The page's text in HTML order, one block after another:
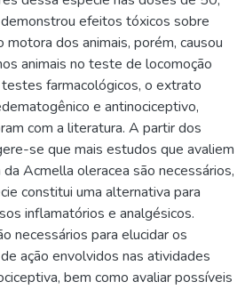
efeitos tóxicos sobre
motora dos animais, porém, causou
animais no teste de locomoção
farmacológicos, o extrato
e antinociceptivo,
com a literatura. A partir dos
se que mais estudos que avaliem
Acmella oleracea são necessários,
constitui uma alternativa para
inflamatórios e analgésicos.
necessários para elucidar os
ação envolvidos nas atividades
bem como avaliar possíveis